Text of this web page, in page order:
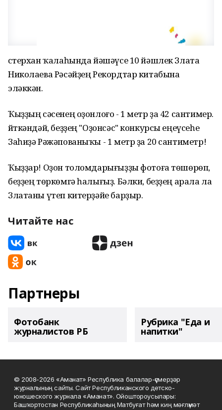
Әстерхан ҡалаһында йәшәүсе 10 йәшлек Злата
Николаева Рәсәйҙең Рекордтар китабына
эләккән.
Ҡыҙҙың сәсенең оҙонлоғо - 1 метр ҙа 42 сантимер.
Әйткәндәй, беҙҙең "Оҙонсәс" конкурсы еңеүсеһе
Заһиҙә Рәжәпованыҡы - 1 метр ҙа 20 сантиметр!
Ҡыҙҙар! Оҙон толомдарығыҙҙы фотоға төшөрөп,
беҙҙең төркөмгә һалығыҙ. Бәлки, беҙҙең арала ла
Златаны үтеп китерҙәйе барҙыр.
Читайте нас
Партнеры
Фотобанк
журналистов РБ
Рубрика "Еда и
напитки"
© 2008-2026 «Аманат» Республика балалар-үҫмерҙәр
журналының сайты. Сайт Республиканского детско-
юношеского журнала «Аманат». Ойоштороусылары:
Башҡортостан Республикаһының Матбуғат һәм киң мәғлүмәт